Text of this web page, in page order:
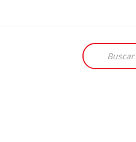
Búsqueda
de
productos